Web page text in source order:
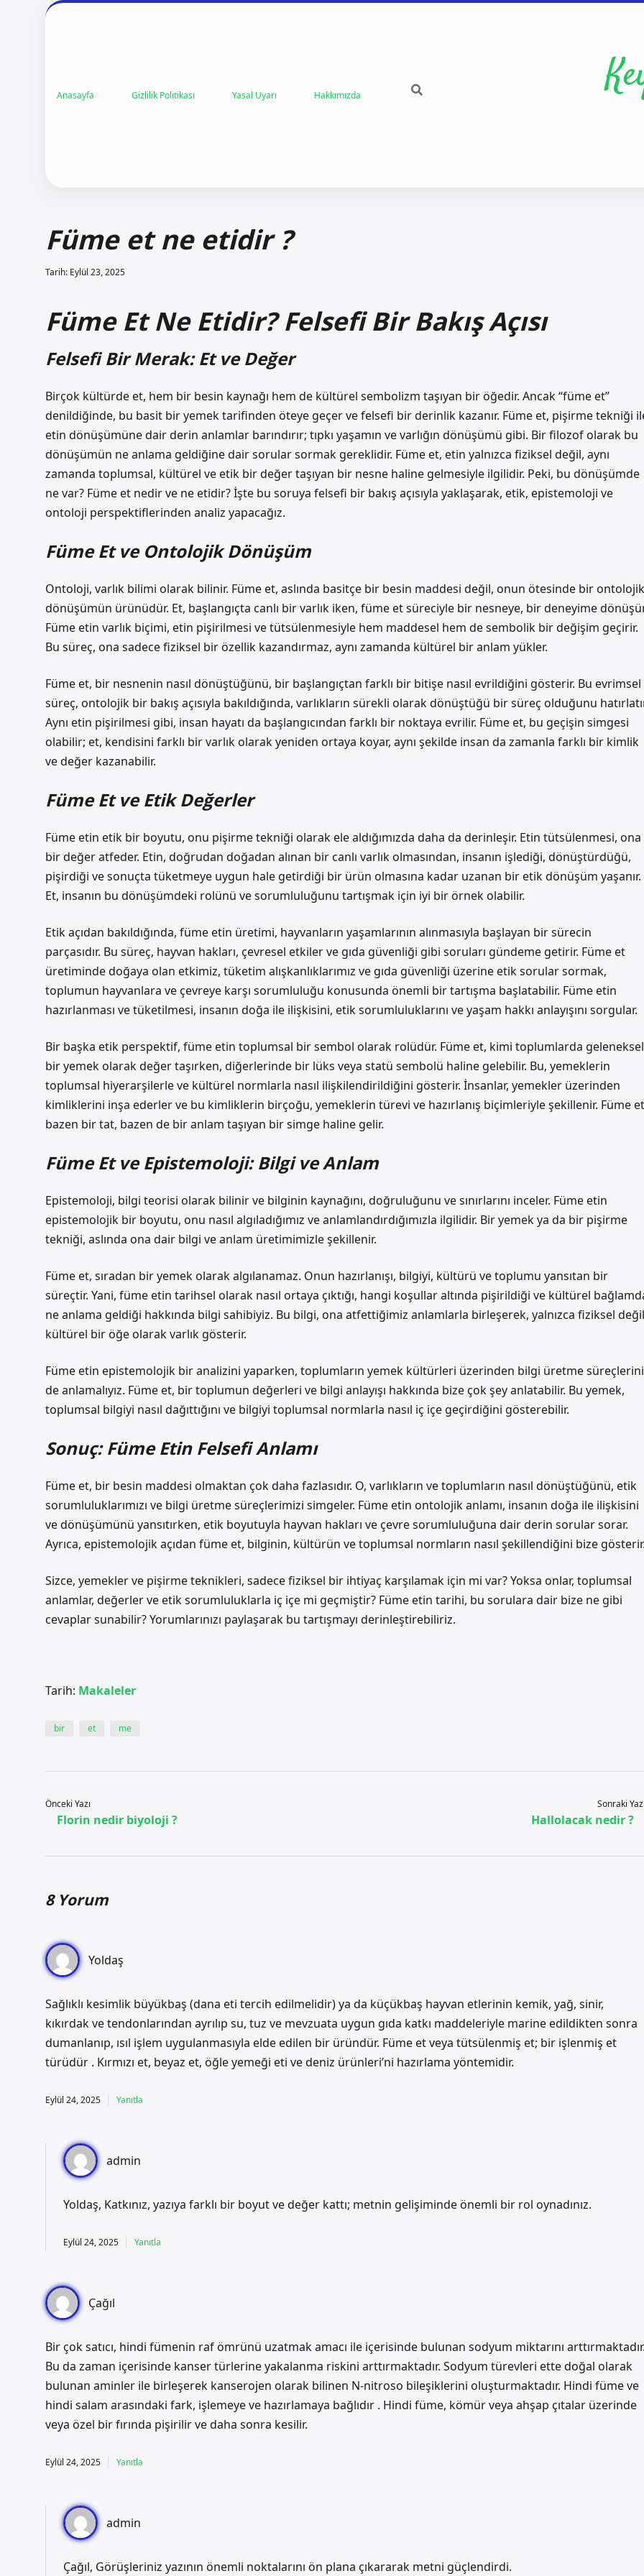
Anasayfa Gizlilik Politikası Yasal Uyarı Hakkımızda
Füme et ne etidir ?
Tarih: Eylül 23, 2025
Füme Et Ne Etidir? Felsefi Bir Bakış Açısı
Felsefi Bir Merak: Et ve Değer
Birçok kültürde et, hem bir besin kaynağı hem de kültürel sembolizm taşıyan bir öğedir. Ancak “füme et”
denildiğinde, bu basit bir yemek tarifinden öteye geçer ve felsefi bir derinlik kazanır. Füme et, pişirme tekniği
etin dönüşümüne dair derin anlamlar barındırır; tıpkı yaşamın ve varlığın dönüşümü gibi. Bir filozof olarak bu
dönüşümün ne anlama geldiğine dair sorular sormak gereklidir. Füme et, etin yalnızca fiziksel değil, aynı
zamanda toplumsal, kültürel ve etik bir değer taşıyan bir nesne haline gelmesiyle ilgilidir. Peki, bu dönüşümde
ne var? Füme et nedir ve ne etidir? İşte bu soruya felsefi bir bakış açısıyla yaklaşarak, etik, epistemoloji ve
ontoloji perspektiflerinden analiz yapacağız.
Füme Et ve Ontolojik Dönüşüm
Ontoloji, varlık bilimi olarak bilinir. Füme et, aslında basitçe bir besin maddesi değil, onun ötesinde bir ontolojik
dönüşümün ürünüdür. Et, başlangıçta canlı bir varlık iken, füme et süreciyle bir nesneye, bir deneyime
Füme etin varlık biçimi, etin pişirilmesi ve tütsülenmesiyle hem maddesel hem de sembolik bir değişim geçirir.
Bu süreç, ona sadece fiziksel bir özellik kazandırmaz, aynı zamanda kültürel bir anlam yükler.
Füme et, bir nesnenin nasıl dönüştüğünü, bir başlangıçtan farklı bir bitişe nasıl evrildiğini gösterir. Bu evrimsel
süreç, ontolojik bir bakış açısıyla bakıldığında, varlıkların sürekli olarak dönüştüğü bir süreç olduğunu
Aynı etin pişirilmesi gibi, insan hayatı da başlangıcından farklı bir noktaya evrilir. Füme et, bu geçişin simgesi
olabilir; et, kendisini farklı bir varlık olarak yeniden ortaya koyar, aynı şekilde insan da zamanla farklı bir kimlik
ve değer kazanabilir.
Füme Et ve Etik Değerler
Füme etin etik bir boyutu, onu pişirme tekniği olarak ele aldığımızda daha da derinleşir. Etin tütsülenmesi, ona
bir değer atfeder. Etin, doğrudan doğadan alınan bir canlı varlık olmasından, insanın işlediği, dönüştürdüğü,
pişirdiği ve sonuçta tüketmeye uygun hale getirdiği bir ürün olmasına kadar uzanan bir etik dönüşüm yaşanır.
Et, insanın bu dönüşümdeki rolünü ve sorumluluğunu tartışmak için iyi bir örnek olabilir.
Etik açıdan bakıldığında, füme etin üretimi, hayvanların yaşamlarının alınmasıyla başlayan bir sürecin
parçasıdır. Bu süreç, hayvan hakları, çevresel etkiler ve gıda güvenliği gibi soruları gündeme getirir. Füme et
üretiminde doğaya olan etkimiz, tüketim alışkanlıklarımız ve gıda güvenliği üzerine etik sorular sormak,
toplumun hayvanlara ve çevreye karşı sorumluluğu konusunda önemli bir tartışma başlatabilir. Füme etin
hazırlanması ve tüketilmesi, insanın doğa ile ilişkisini, etik sorumluluklarını ve yaşam hakkı anlayışını sorgular.
Bir başka etik perspektif, füme etin toplumsal bir sembol olarak rolüdür. Füme et, kimi toplumlarda geleneksel
bir yemek olarak değer taşırken, diğerlerinde bir lüks veya statü sembolü haline gelebilir. Bu, yemeklerin
toplumsal hiyerarşilerle ve kültürel normlarla nasıl ilişkilendirildiğini gösterir. İnsanlar, yemekler üzerinden
kimliklerini inşa ederler ve bu kimliklerin birçoğu, yemeklerin türevi ve hazırlanış biçimleriyle şekillenir. Füme
bazen bir tat, bazen de bir anlam taşıyan bir simge haline gelir.
Füme Et ve Epistemoloji: Bilgi ve Anlam
Epistemoloji, bilgi teorisi olarak bilinir ve bilginin kaynağını, doğruluğunu ve sınırlarını inceler. Füme etin
epistemolojik bir boyutu, onu nasıl algıladığımız ve anlamlandırdığımızla ilgilidir. Bir yemek ya da bir pişirme
tekniği, aslında ona dair bilgi ve anlam üretimimizle şekillenir.
Füme et, sıradan bir yemek olarak algılanamaz. Onun hazırlanışı, bilgiyi, kültürü ve toplumu yansıtan bir
süreçtir. Yani, füme etin tarihsel olarak nasıl ortaya çıktığı, hangi koşullar altında pişirildiği ve kültürel
ne anlama geldiği hakkında bilgi sahibiyiz. Bu bilgi, ona atfettiğimiz anlamlarla birleşerek, yalnızca fiziksel
kültürel bir öğe olarak varlık gösterir.
Füme etin epistemolojik bir analizini yaparken, toplumların yemek kültürleri üzerinden bilgi üretme süreçlerini
de anlamalıyız. Füme et, bir toplumun değerleri ve bilgi anlayışı hakkında bize çok şey anlatabilir. Bu yemek,
toplumsal bilgiyi nasıl dağıttığını ve bilgiyi toplumsal normlarla nasıl iç içe geçirdiğini gösterebilir.
Sonuç: Füme Etin Felsefi Anlamı
Füme et, bir besin maddesi olmaktan çok daha fazlasıdır. O, varlıkların ve toplumların nasıl dönüştüğünü, etik
sorumluluklarımızı ve bilgi üretme süreçlerimizi simgeler. Füme etin ontolojik anlamı, insanın doğa ile ilişkisini
ve dönüşümünü yansıtırken, etik boyutuyla hayvan hakları ve çevre sorumluluğuna dair derin sorular sorar.
Ayrıca, epistemolojik açıdan füme et, bilginin, kültürün ve toplumsal normların nasıl şekillendiğini bize
Sizce, yemekler ve pişirme teknikleri, sadece fiziksel bir ihtiyaç karşılamak için mi var? Yoksa onlar, toplumsal
anlamlar, değerler ve etik sorumluluklarla iç içe mi geçmiştir? Füme etin tarihi, bu sorulara dair bize ne gibi
cevaplar sunabilir? Yorumlarınızı paylaşarak bu tartışmayı derinleştirebiliriz.
Tarih: Makaleler
bir et me
Önceki Yazı
Florin nedir biyoloji ?
Sonraki
Hallolacak nedir ?
8 Yorum
Yoldaş
Sağlıklı kesimlik büyükbaş (dana eti tercih edilmelidir) ya da küçükbaş hayvan etlerinin kemik, yağ, sinir,
kıkırdak ve tendonlarından ayrılıp su, tuz ve mevzuata uygun gıda katkı maddeleriyle marine edildikten sonra
dumanlanıp, ısıl işlem uygulanmasıyla elde edilen bir üründür. Füme et veya tütsülenmiş et; bir işlenmiş et
türüdür . Kırmızı et, beyaz et, öğle yemeği eti ve deniz ürünleri’ni hazırlama yöntemidir.
Eylül 24, 2025 Yanıtla
admin
Yoldaş, Katkınız, yazıya farklı bir boyut ve değer kattı; metnin gelişiminde önemli bir rol oynadınız.
Eylül 24, 2025 Yanıtla
Çağıl
Bir çok satıcı, hindi fümenin raf ömrünü uzatmak amacı ile içerisinde bulunan sodyum miktarını
Bu da zaman içerisinde kanser türlerine yakalanma riskini arttırmaktadır. Sodyum türevleri ette doğal olarak
bulunan aminler ile birleşerek kanserojen olarak bilinen N-nitroso bileşiklerini oluşturmaktadır. Hindi füme ve
hindi salam arasındaki fark, işlemeye ve hazırlamaya bağlıdır . Hindi füme, kömür veya ahşap çıtalar üzerinde
veya özel bir fırında pişirilir ve daha sonra kesilir.
Eylül 24, 2025 Yanıtla
admin
Çağıl, Görüşleriniz yazının önemli noktalarını ön plana çıkararak metni güçlendirdi.